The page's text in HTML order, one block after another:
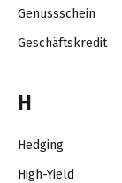
Genussschein
Geschäftskredit
H
Hedging
High-Yield